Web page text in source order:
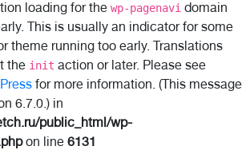
loading for the wp-pagenavi domain
This is usually an indicator for some
theme running too early. Translations
the init action or later. Please see
for more information. (This message
6.7.0.) in
public_html/wp-
on line 6131